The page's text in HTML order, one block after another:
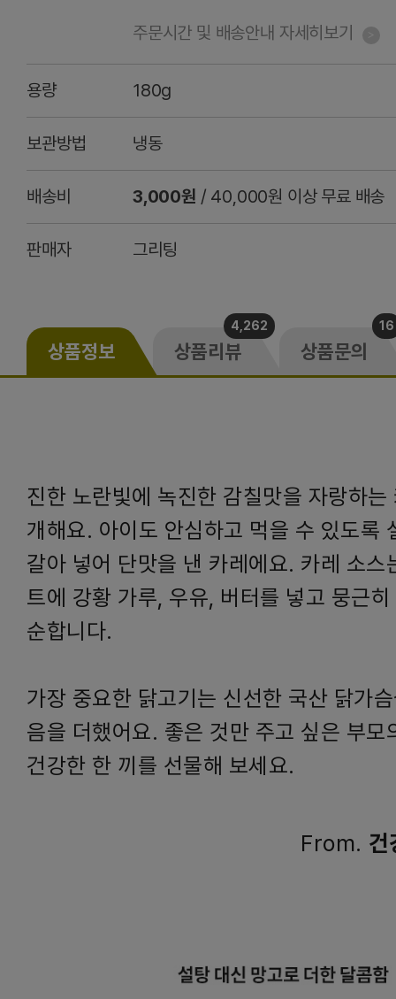
주문시간 및 배송안내 자세히보기
용량 180g
보관방법 냉동
배송비 3,000원 / 40,000원 이상 무료 배송
판매자 그리팅
상품정보 상품리뷰
4,262
상품문의
16
진한 노란빛에 녹진한 감칠맛을 자랑하
개해요. 아이도 안심하고 먹을 수 있도록
갈아 넣어 단맛을 낸 카레에요. 카레 소스
트에 강황 가루, 우유, 버터를 넣고 뭉근
순합니다.
가장 중요한 닭고기는 신선한 국산 닭가
음을 더했어요. 좋은 것만 주고 싶은 부모
건강한 한 끼를 선물해 보세요.
From. 건